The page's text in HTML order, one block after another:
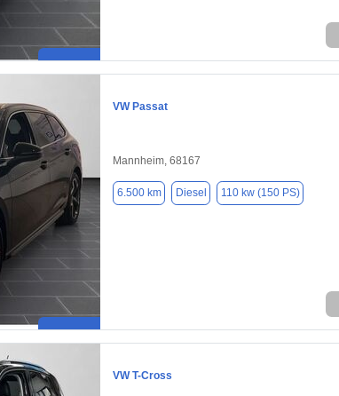
VW Passat
Mannheim, 68167
6.500 km Diesel 110 kw (150 PS)
VW T-Cross